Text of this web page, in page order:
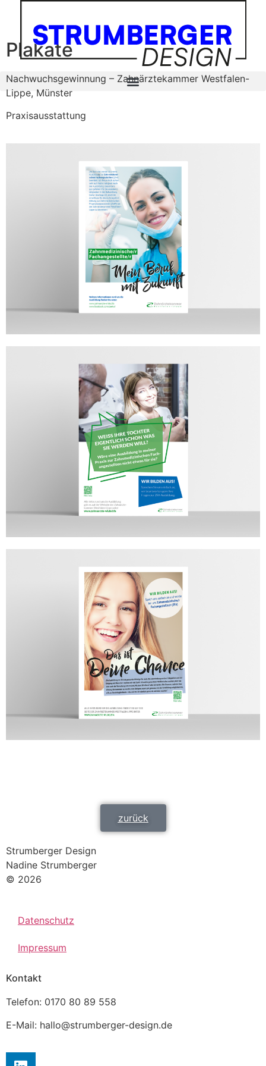
Plakate
Nachwuchs­gewinnung – Zahnärztekammer Westfalen-
Lippe, Münster
Praxisausstattung
zurück
Strumberger Design
Nadine Strumberger
© 2026
Datenschutz
Impressum
Kontakt
Telefon: 0170 80 89 558
E-Mail: hallo@strumberger-design.de